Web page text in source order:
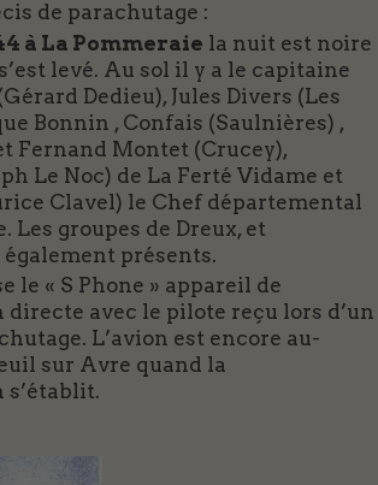
de parachutage :
à La Pommeraie la nuit est noire
levé. Au sol il y a le capitaine
Dedieu), Jules Divers (Les
Bonnin , Confais (Saulnières) ,
Fernand Montet (Crucey),
Le Noc) de La Ferté Vidame et
Clavel) le Chef départemental
Les groupes de Dreux, et
présents.
le « S Phone » appareil de
avec le pilote reçu lors d’un
L’avion est encore au-
sur Avre quand la